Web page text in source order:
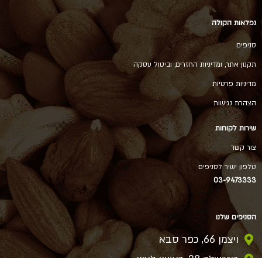
נפלאות הקולה
סניפים
תקנון אתר, ומדיניות החזרים, וביטול עסקה
מדיניות פרטיות
הצהרת נגישות
שירות לקוחות
צור קשר
טלפון ישיר לסניפים
03-9473333
הסניפים שלנו
ויצמן 66, כפר סבא